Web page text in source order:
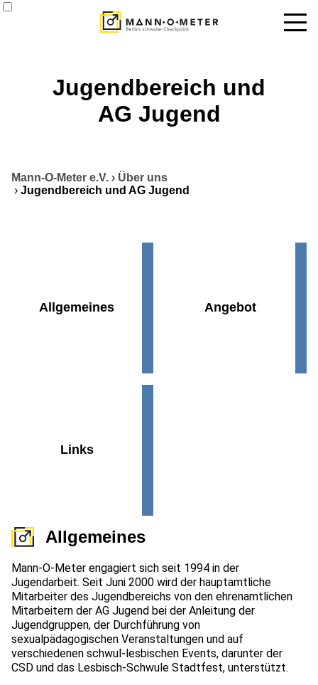
Termine
Angebote
Datenbank
Jugendbereich und
AG Jugend
Mann-O-Meter e.V. › Über uns
› Jugendbereich und AG Jugend
Allgemeines Angebot
Links
Allgemeines
Mann-O-Meter engagiert sich seit 1994 in der
Jugendarbeit. Seit Juni 2000 wird der hauptamtliche
Mitarbeiter des Jugendbereichs von den ehrenamtlichen
Mitarbeitern der AG Jugend bei der Anleitung der
Jugendgruppen, der Durchführung von
sexualpädagogischen Veranstaltungen und auf
verschiedenen schwul-lesbischen Events, darunter der
CSD und das Lesbisch-Schwule Stadtfest, unterstützt.